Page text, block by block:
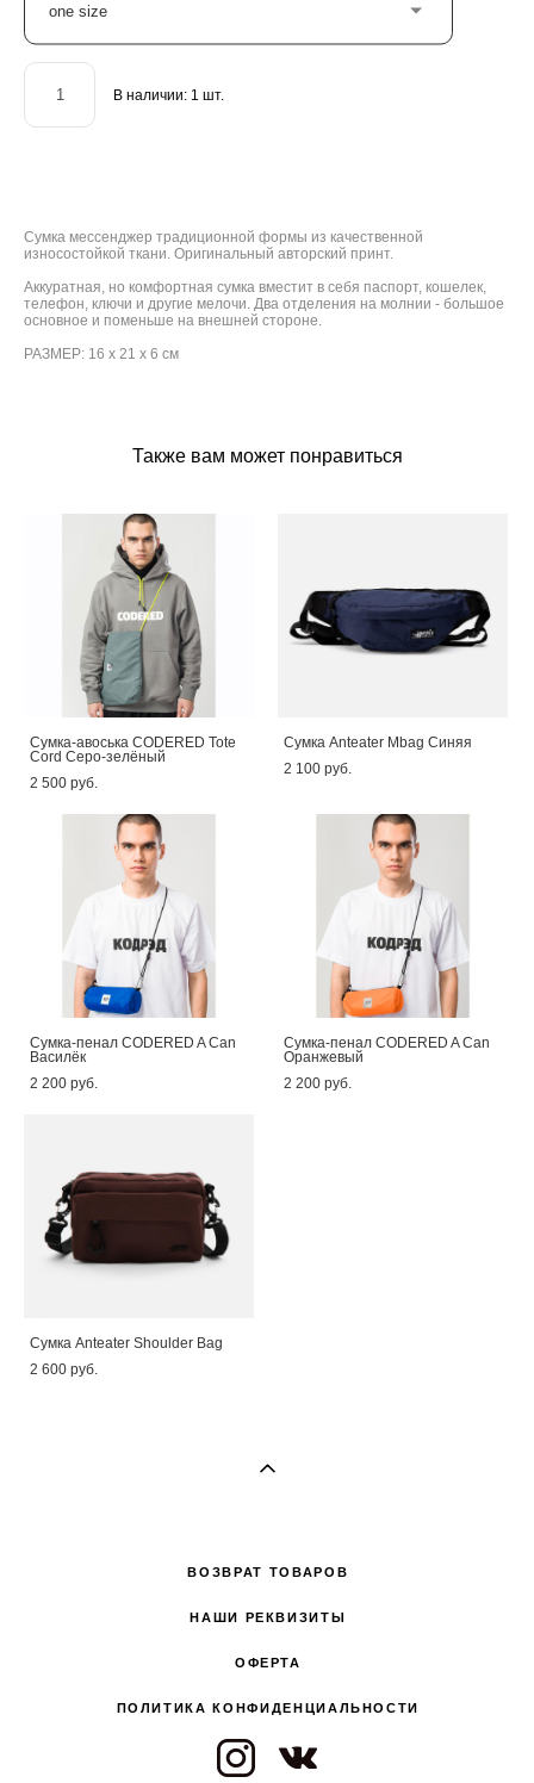
one size
В наличии: 1 шт.
Сумка мессенджер традиционной формы из качественной
износостойкой ткани. Оригинальный авторский принт.
Аккуратная, но комфортная сумка вместит в себя паспорт, кошелек,
телефон, ключи и другие мелочи. Два отделения на молнии - большое
основное и поменьше на внешней стороне.
РАЗМЕР: 16 х 21 х 6 см
Также вам может понравиться
Сумка-авоська CODERED Tote
Cord Серо-зелёный
2 500 pуб.
Сумка Anteater Mbag Синяя
2 100 pуб.
Сумка-пенал CODERED A Can
Василёк
2 200 pуб.
Сумка-пенал CODERED A Can
Оранжевый
2 200 pуб.
Сумка Anteater Shoulder Bag
2 600 pуб.
ВОЗВРАТ ТОВАРОВ
НАШИ РЕКВИЗИТЫ
ОФЕРТА
ПОЛИТИКА КОНФИДЕНЦИАЛЬНОСТИ